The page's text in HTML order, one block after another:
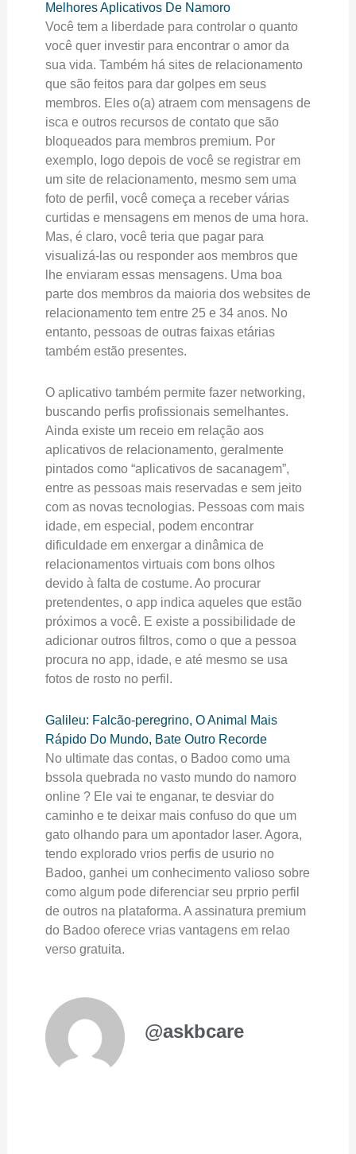
Melhores Aplicativos De Namoro
Você tem a liberdade para controlar o quanto
você quer investir para encontrar o amor da
sua vida. Também há sites de relacionamento
que são feitos para dar golpes em seus
membros. Eles o(a) atraem com mensagens de
isca e outros recursos de contato que são
bloqueados para membros premium. Por
exemplo, logo depois de você se registrar em
um site de relacionamento, mesmo sem uma
foto de perfil, você começa a receber várias
curtidas e mensagens em menos de uma hora.
Mas, é claro, você teria que pagar para
visualizá-las ou responder aos membros que
lhe enviaram essas mensagens. Uma boa
parte dos membros da maioria dos websites de
relacionamento tem entre 25 e 34 anos. No
entanto, pessoas de outras faixas etárias
também estão presentes.
O aplicativo também permite fazer networking,
buscando perfis profissionais semelhantes.
Ainda existe um receio em relação aos
aplicativos de relacionamento, geralmente
pintados como “aplicativos de sacanagem”,
entre as pessoas mais reservadas e sem jeito
com as novas tecnologias. Pessoas com mais
idade, em especial, podem encontrar
dificuldade em enxergar a dinâmica de
relacionamentos virtuais com bons olhos
devido à falta de costume. Ao procurar
pretendentes, o app indica aqueles que estão
próximos a você. E existe a possibilidade de
adicionar outros filtros, como o que a pessoa
procura no app, idade, e até mesmo se usa
fotos de rosto no perfil.
Galileu: Falcão-peregrino, O Animal Mais
Rápido Do Mundo, Bate Outro Recorde
No ultimate das contas, o Badoo como uma
bssola quebrada no vasto mundo do namoro
online ? Ele vai te enganar, te desviar do
caminho e te deixar mais confuso do que um
gato olhando para um apontador laser. Agora,
tendo explorado vrios perfis de usurio no
Badoo, ganhei um conhecimento valioso sobre
como algum pode diferenciar seu prprio perfil
de outros na plataforma. A assinatura premium
do Badoo oferece vrias vantagens em relao
verso gratuita.
@askbcare